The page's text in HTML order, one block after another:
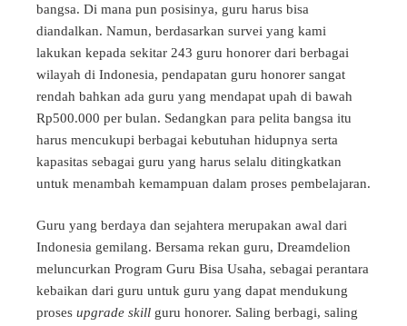
bangsa. Di mana pun posisinya, guru harus bisa
diandalkan. Namun, berdasarkan survei yang kami
lakukan kepada sekitar 243 guru honorer dari berbagai
wilayah di Indonesia, pendapatan guru honorer sangat
rendah bahkan ada guru yang mendapat upah di bawah
Rp500.000 per bulan. Sedangkan para pelita bangsa itu
harus mencukupi berbagai kebutuhan hidupnya serta
kapasitas sebagai guru yang harus selalu ditingkatkan
untuk menambah kemampuan dalam proses pembelajaran.
Guru yang berdaya dan sejahtera merupakan awal dari
Indonesia gemilang. Bersama rekan guru, Dreamdelion
meluncurkan Program Guru Bisa Usaha, sebagai perantara
kebaikan dari guru untuk guru yang dapat mendukung
proses upgrade skill guru honorer. Saling berbagi, saling